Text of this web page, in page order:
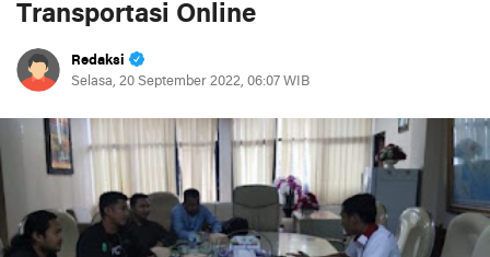
Transportasi Online
Redaksi
Selasa, 20 September 2022, 06:07 WIB